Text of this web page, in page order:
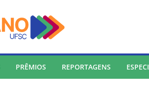
PRÊMIOS REPORTAGENS